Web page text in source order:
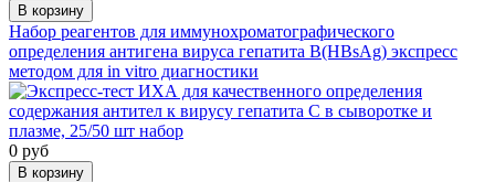
В корзину
Набор реагентов для иммунохроматографического
определения антигена вируса гепатита В(HBsAg) экспресс
методом для in vitro диагностики
0 руб
В корзину